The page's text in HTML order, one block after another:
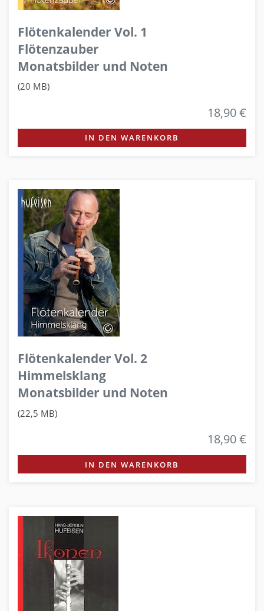
Flötenkalender Vol. 1
Flötenzauber
Monatsbilder und Noten
(20 MB)
18,90 €
IN DEN WARENKORB
Flötenkalender Vol. 2
Himmelsklang
Monatsbilder und Noten
(22,5 MB)
18,90 €
IN DEN WARENKORB